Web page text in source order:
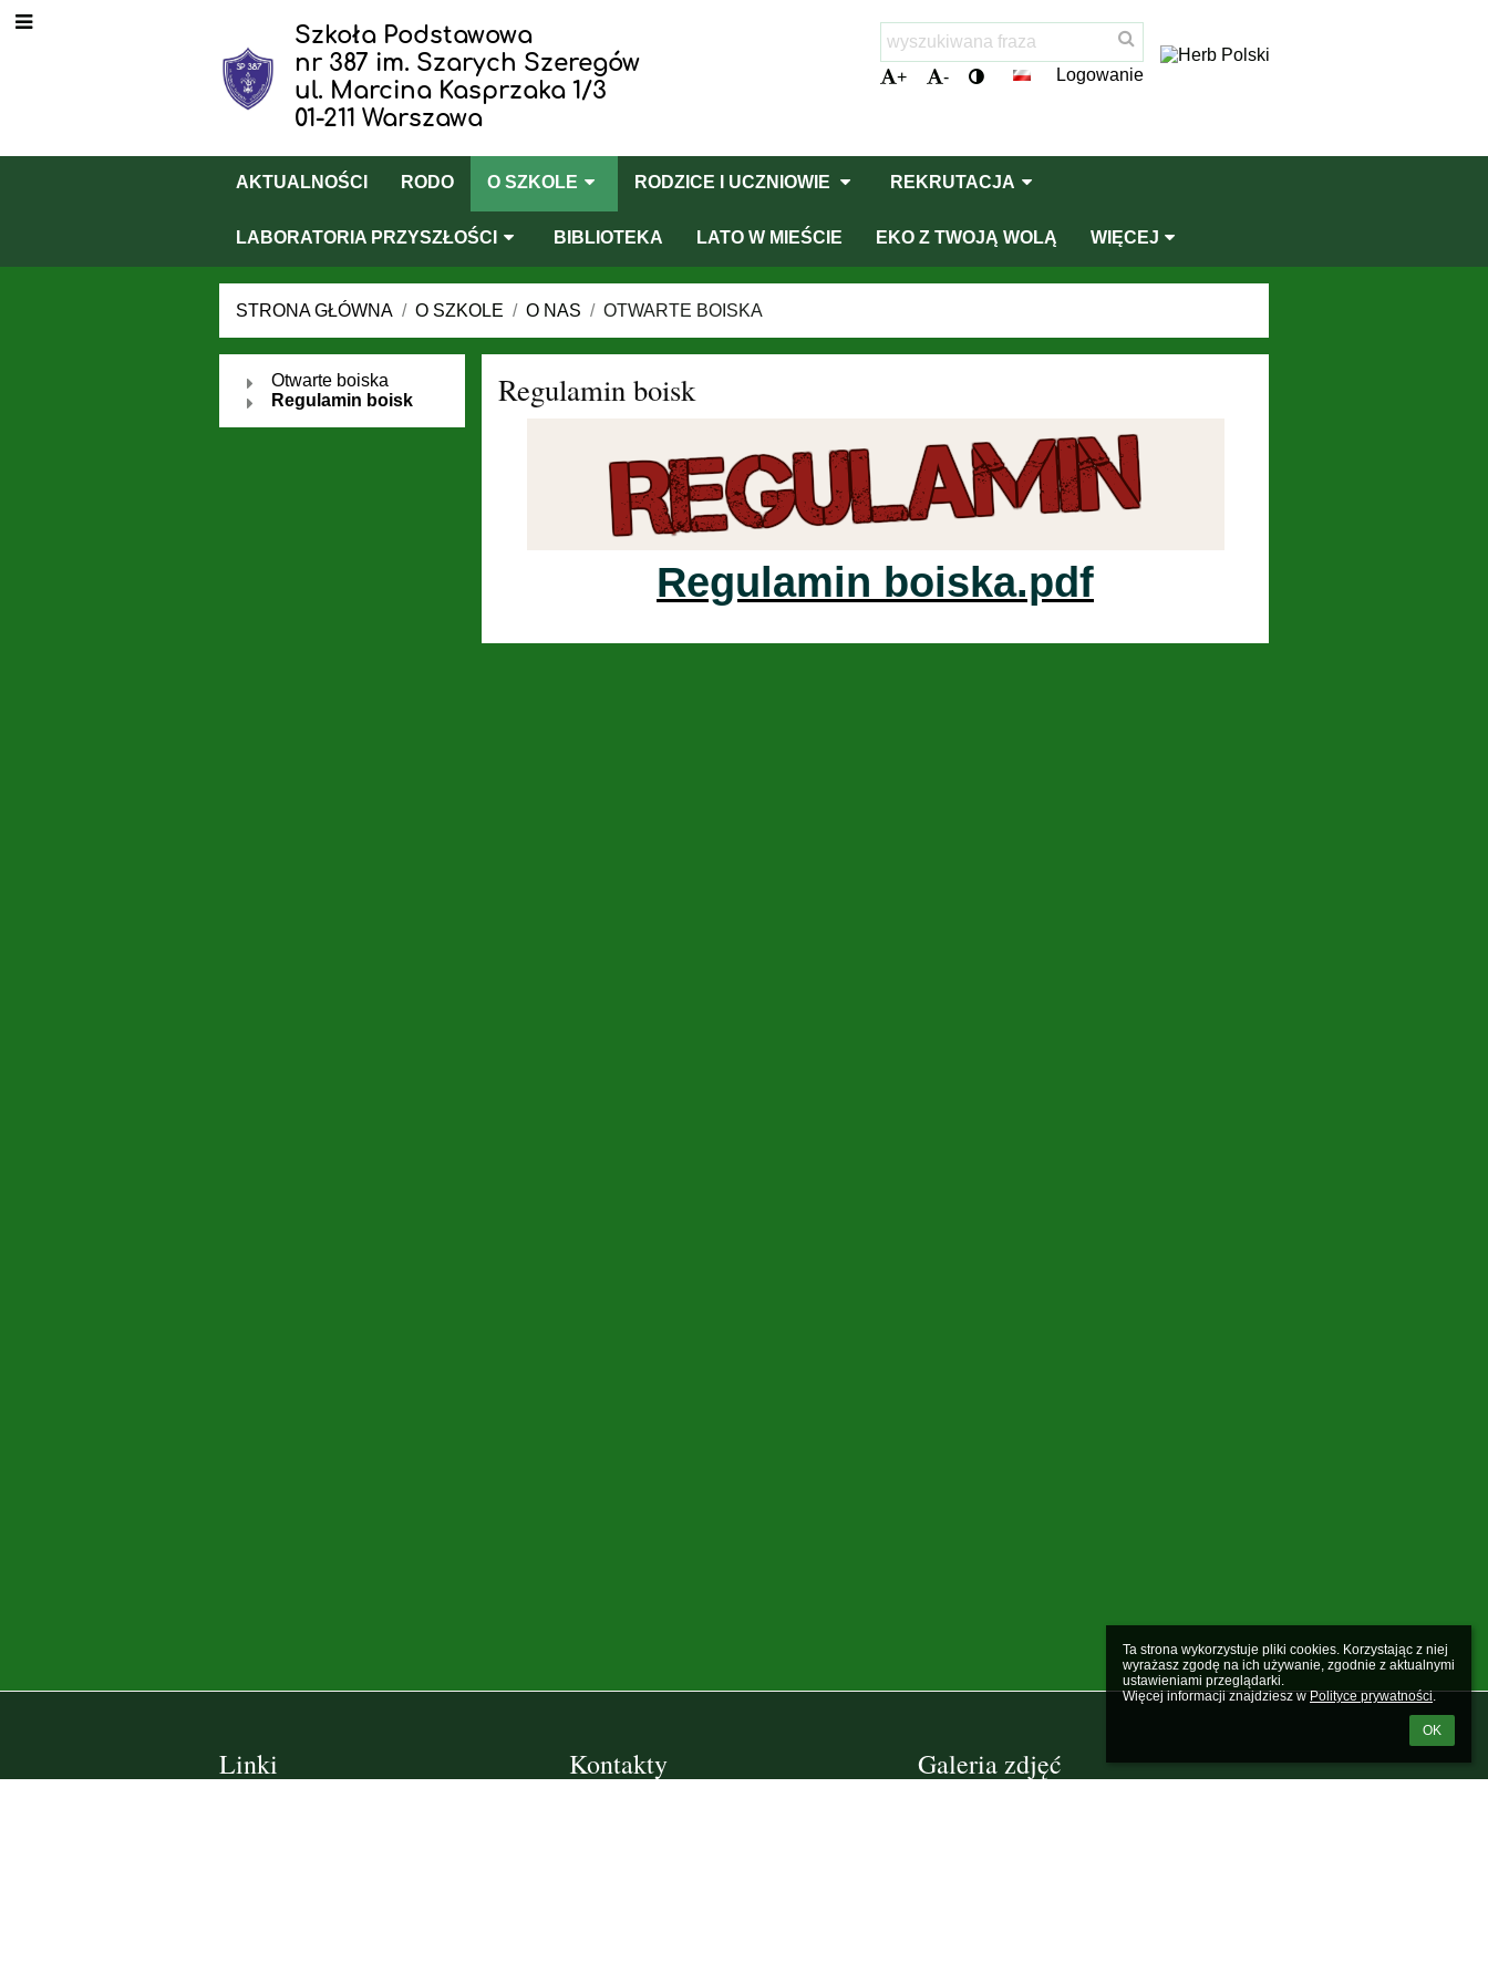
Ta strona wykorzystuje pliki cookies. Korzystając z niej
wyrażasz zgodę na ich używanie, zgodnie z aktualnymi
ustawieniami przeglądarki.
Więcej informacji znajdziesz w Polityce prywatności.
OK
Szkoła Podstawowa
nr 387 im. Szarych Szeregów
ul. Marcina Kasprzaka 1/3
01-211 Warszawa
+ - Logowanie
AKTUALNOŚCI RODO O SZKOLE RODZICE I UCZNIOWIE REKRUTACJA
LABORATORIA PRZYSZŁOŚCI BIBLIOTEKA LATO W MIEŚCIE EKO Z TWOJĄ WOLĄ WIĘCEJ
STRONA GŁÓWNA / O SZKOLE / O NAS / OTWARTE BOISKA
Otwarte
boiska
Otwarte boiska
Regulamin boisk
Regulamin boisk
Regulamin boiska.pdf
Linki Kontakty Galeria zdjęć